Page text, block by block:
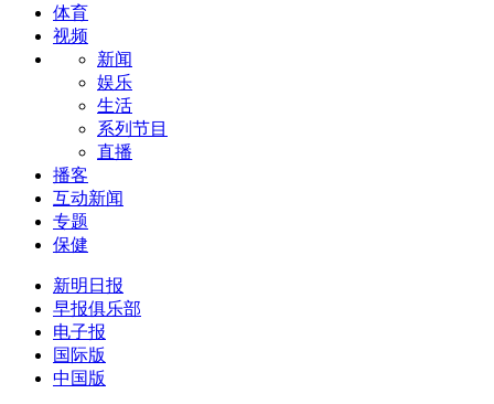
体育
视频
新闻
娱乐
生活
系列节目
直播
播客
互动新闻
专题
保健
新明日报
早报俱乐部
电子报
国际版
中国版